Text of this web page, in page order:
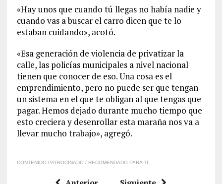
«Hay unos que cuando tú llegas no había nadie y
cuando vas a buscar el carro dicen que te lo
estaban cuidando», acotó.
«Esa generación de violencia de privatizar la
calle, las policías municipales a nivel nacional
tienen que conocer de eso. Una cosa es el
emprendimiento, pero no puede ser que tengan
un sistema en el que te obligan al que tengas que
pagar. Hemos dejado durante mucho tiempo que
esto creciera y desenrollar esta maraña nos va a
llevar mucho trabajo», agregó.
CONTENIDO PATROCINADO / RECOMENDADO PARA TI